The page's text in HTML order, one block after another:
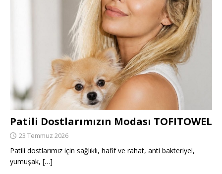
Patili Dostlarımızın Modası TOFITOWEL
23 Temmuz 2026
Patili dostlarımız için sağlıklı, hafif ve rahat, anti bakteriyel,
yumuşak, […]